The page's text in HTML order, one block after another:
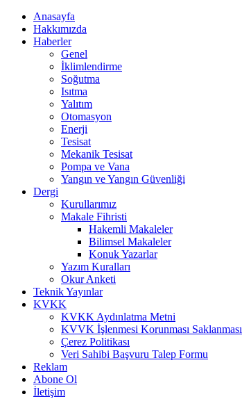
Anasayfa
Hakkımızda
Haberler
Genel
İklimlendirme
Soğutma
Isıtma
Yalıtım
Otomasyon
Enerji
Tesisat
Mekanik Tesisat
Pompa ve Vana
Yangın ve Yangın Güvenliği
Dergi
Kurullarımız
Makale Fihristi
Hakemli Makaleler
Bilimsel Makaleler
Konuk Yazarlar
Yazım Kuralları
Okur Anketi
Teknik Yayınlar
KVKK
KVKK Aydınlatma Metni
KVVK İşlenmesi Korunması Saklanması
Çerez Politikası
Veri Sahibi Başvuru Talep Formu
Reklam
Abone Ol
İletişim